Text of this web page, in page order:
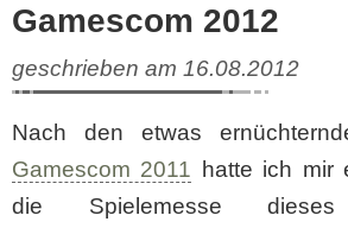
Gamescom 2012
geschrieben am 16.08.2012
Nach den etwas
Gamescom 2011 hatte ich mir
die Spielemesse